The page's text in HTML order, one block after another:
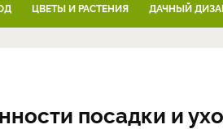
ЦВЕТЫ И РАСТЕНИЯ ДАЧНЫЙ
посадки и